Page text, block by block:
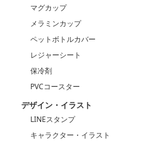
マグカップ
メラミンカップ
ペットボトルカバー
レジャーシート
保冷剤
PVCコースター
デザイン・イラスト
LINEスタンプ
キャラクター・イラスト